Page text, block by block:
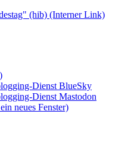
(hib) (Interner Link)
Dienst BlueSky
Dienst Mastodon
neues Fenster)